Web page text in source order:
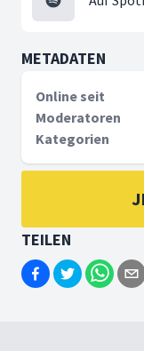
METADATEN
Online seit
Moderatoren
Kategorien
TEILEN